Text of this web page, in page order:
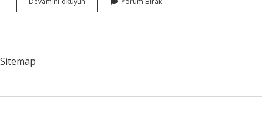
Nin
Sitemap